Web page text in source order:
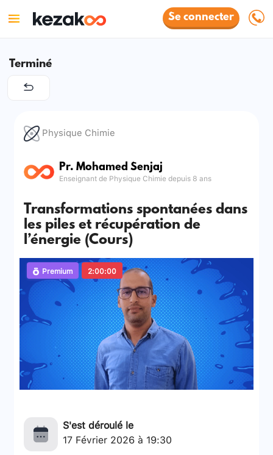
Se connecter
Terminé
Physique Chimie
Pr. Mohamed Senjaj
Enseignant de Physique Chimie depuis 8 ans
Transformations spontanées dans
les piles et récupération de
l’énergie (Cours)
Premium 2:00:00
S'est déroulé le
17 Février 2026 à 19:30